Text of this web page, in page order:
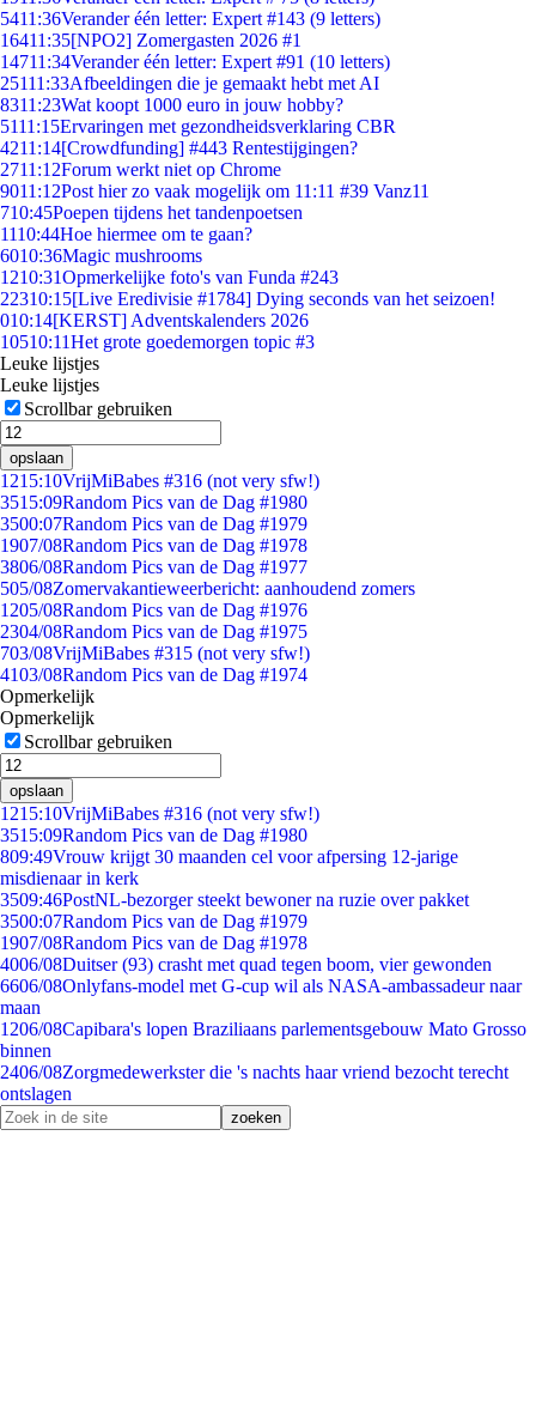
5411:36Verander één letter: Expert #143 (9 letters)
16411:35[NPO2] Zomergasten 2026 #1
14711:34Verander één letter: Expert #91 (10 letters)
25111:33Afbeeldingen die je gemaakt hebt met AI
8311:23Wat koopt 1000 euro in jouw hobby?
5111:15Ervaringen met gezondheidsverklaring CBR
4211:14[Crowdfunding] #443 Rentestijgingen?
2711:12Forum werkt niet op Chrome
9011:12Post hier zo vaak mogelijk om 11:11 #39 Vanz11
710:45Poepen tijdens het tandenpoetsen
1110:44Hoe hiermee om te gaan?
6010:36Magic mushrooms
1210:31Opmerkelijke foto's van Funda #243
22310:15[Live Eredivisie #1784] Dying seconds van het seizoen!
010:14[KERST] Adventskalenders 2026
10510:11Het grote goedemorgen topic #3
Leuke lijstjes
Leuke lijstjes
Scrollbar gebruiken
opslaan
1215:10VrijMiBabes #316 (not very sfw!)
3515:09Random Pics van de Dag #1980
3500:07Random Pics van de Dag #1979
1907/08Random Pics van de Dag #1978
3806/08Random Pics van de Dag #1977
505/08Zomervakantieweerbericht: aanhoudend zomers
1205/08Random Pics van de Dag #1976
2304/08Random Pics van de Dag #1975
703/08VrijMiBabes #315 (not very sfw!)
4103/08Random Pics van de Dag #1974
Opmerkelijk
Opmerkelijk
Scrollbar gebruiken
opslaan
1215:10VrijMiBabes #316 (not very sfw!)
3515:09Random Pics van de Dag #1980
809:49Vrouw krijgt 30 maanden cel voor afpersing 12-jarige
misdienaar in kerk
3509:46PostNL-bezorger steekt bewoner na ruzie over pakket
3500:07Random Pics van de Dag #1979
1907/08Random Pics van de Dag #1978
4006/08Duitser (93) crasht met quad tegen boom, vier gewonden
6606/08Onlyfans-model met G-cup wil als NASA-ambassadeur naar
maan
1206/08Capibara's lopen Braziliaans parlementsgebouw Mato Grosso
binnen
2406/08Zorgmedewerkster die 's nachts haar vriend bezocht terecht
ontslagen